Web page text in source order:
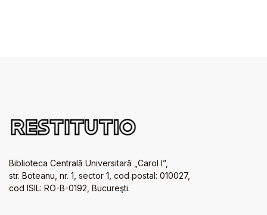
Biblioteca Centrală Universitară „Carol I”,
str. Boteanu, nr. 1, sector 1, cod postal: 010027,
cod ISIL: RO-B-0192, Bucureşti.